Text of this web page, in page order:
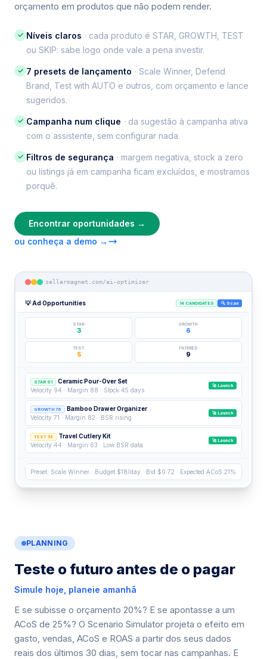
orçamento em produtos que não podem render.
✓ Níveis claros · cada produto é STAR, GROWTH, TEST
ou SKIP: sabe logo onde vale a pena investir.
✓ 7 presets de lançamento · Scale Winner, Defend
Brand, Test with AUTO e outros, com orçamento e lance
sugeridos.
✓ Campanha num clique · da sugestão à campanha ativa
com o assistente, sem configurar nada.
✓ Filtros de segurança · margem negativa, stock a zero
ou listings já em campanha ficam excluídos, e mostramos
porquê.
Encontrar oportunidades →
ou conheça a demo →
sellermagnet.com/ai-optimizer
💡 Ad Opportunities 14 CANDIDATES 🔍 Scan
STAR
3
GROWTH
6
TEST
5
FILTERED
9
STAR 91
Ceramic Pour-Over Set
Velocity 94 · Margin 88 · Stock 45 days
🚀 Launch
GROWTH 76
Bamboo Drawer Organizer
Velocity 71 · Margin 82 · BSR rising
🚀 Launch
TEST 58
Travel Cutlery Kit
Velocity 44 · Margin 63 · Low BSR data
🚀 Launch
Preset: Scale Winner · Budget $18/day · Bid $0.72 · Expected ACoS 21%
PLANNING
Teste o futuro antes de o pagar
Simule hoje, planeie amanhã
E se subisse o orçamento 20%? E se apontasse a um
ACoS de 25%? O Scenario Simulator projeta o efeito em
gasto, vendas, ACoS e ROAS a partir dos seus dados
reais dos últimos 30 dias, sem tocar nas campanhas. E